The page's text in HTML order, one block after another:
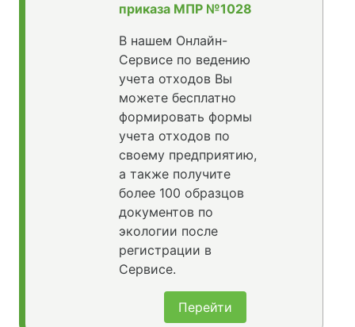
приказа МПР №1028
В нашем Онлайн-
Сервисе по ведению
учета отходов Вы
можете бесплатно
формировать формы
учета отходов по
своему предприятию,
а также получите
более 100 образцов
документов по
экологии после
регистрации в
Сервисе.
Перейти